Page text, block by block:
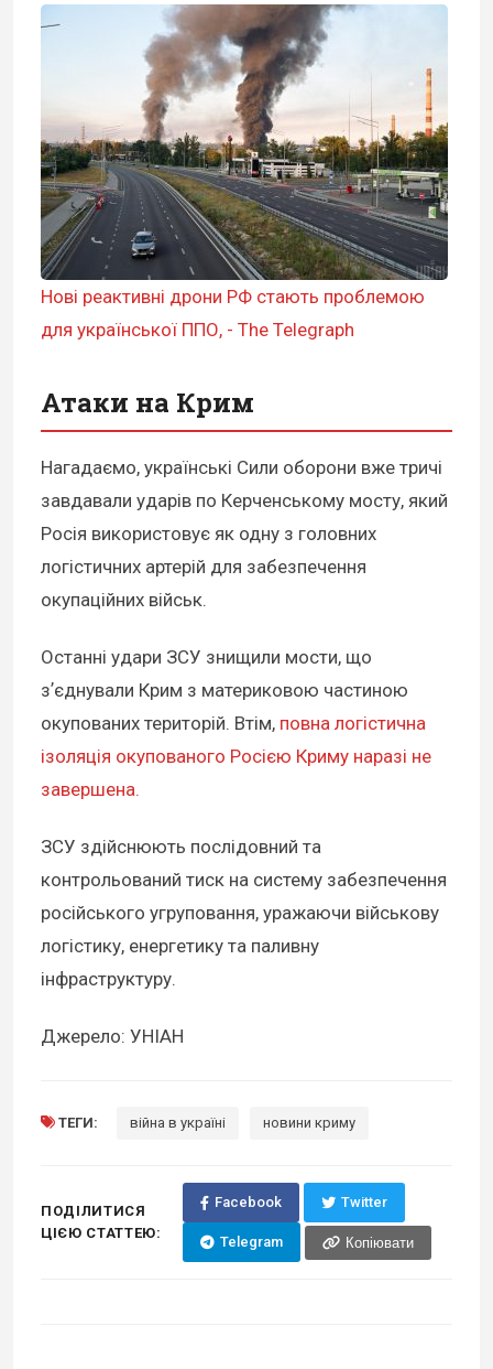
Нові реактивні дрони РФ стають проблемою
для української ППО, - The Telegraph
Атаки на Крим
Нагадаємо, українські Сили оборони вже тричі
завдавали ударів по Керченському мосту, який
Росія використовує як одну з головних
логістичних артерій для забезпечення
окупаційних військ.
Останні удари ЗСУ знищили мости, що
зʼєднували Крим з материковою частиною
окупованих територій. Втім, повна логістична
ізоляція окупованого Росією Криму наразі не
завершена.
ЗСУ здійснюють послідовний та
контрольований тиск на систему забезпечення
російського угруповання, уражаючи військову
логістику, енергетику та паливну
інфраструктуру.
Джерело: УНІАН
ТЕГИ: війна в україні новини криму
ПОДІЛИТИСЯ
ЦІЄЮ СТАТТЕЮ:
Facebook Twitter
Telegram Копіювати